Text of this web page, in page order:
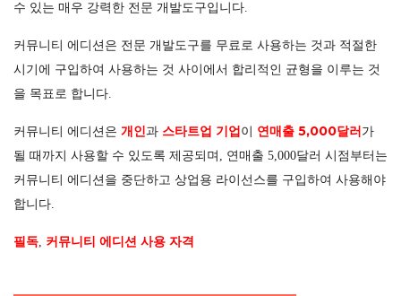
수 있는 매우 강력한 전문 개발도구입니다.
커뮤니티 에디션은 전문 개발도구를 무료로 사용하는 것과 적절한
시기에 구입하여 사용하는 것 사이에서 합리적인 균형을 이루는 것
을 목표로 합니다.
커뮤니티 에디션은 개인과 스타트업 기업이 연매출 5,000달러가
될 때까지 사용할 수 있도록 제공되며, 연매출 5,000달러 시점부터는
커뮤니티 에디션을 중단하고 상업용 라이선스를 구입하여 사용해야
합니다.
필독, 커뮤니티 에디션 사용 자격